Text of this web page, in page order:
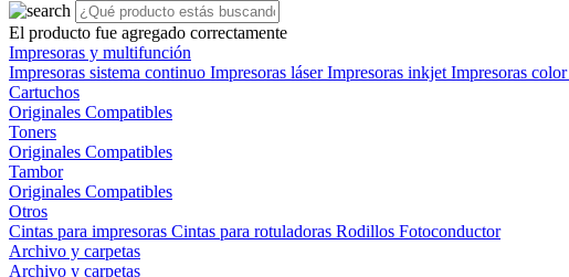
El producto fue agregado correctamente
Impresoras y multifunción
Impresoras sistema continuo Impresoras láserImpresoras inkjet Impresoras color
Cartuchos
Originales Compatibles
Toners
Originales Compatibles
Tambor
Originales Compatibles
Otros
Cintas para impresoras Cintas para rotuladoras Rodillos Fotoconductor
Archivo y carpetas
Archivo y carpetas